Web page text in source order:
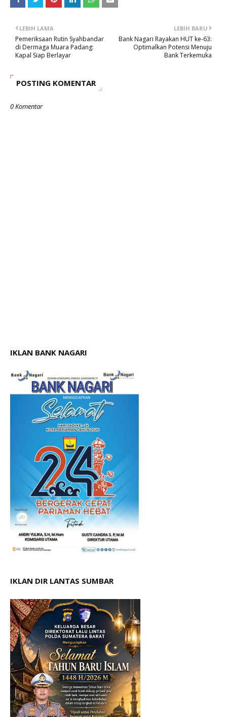
LEBIH BARU
Bank Nagari Rayakan HUT ke-63:
Optimalkan Potensi Menuju
Bank Terkemuka
LEBIH LAMA
Pemeriksaan Rutin Syahbandar
di Dermaga Muara Padang:
Kapal Siap Berlayar
POSTING KOMENTAR
0 Komentar
IKLAN BANK NAGARI
IKLAN DIR LANTAS SUMBAR